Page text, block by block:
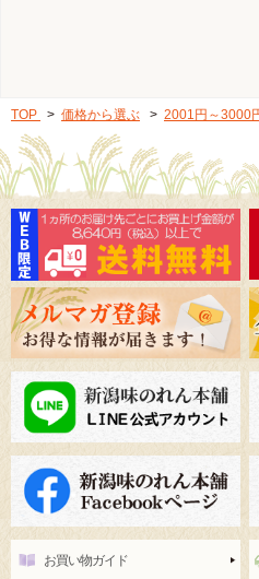
TOP > 価格から選ぶ > 2001円～3000
お買い物ガイド